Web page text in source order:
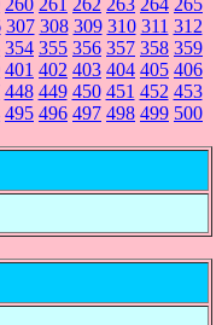
260 261 262 263 264 265
307 308 309 310 311 312
354 355 356 357 358 359
401 402 403 404 405 406
448 449 450 451 452 453
495 496 497 498 499 500